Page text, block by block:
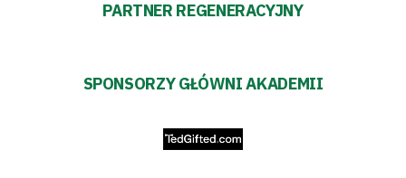
PARTNER REGENERACYJNY
SPONSORZY GŁÓWNI AKADEMII